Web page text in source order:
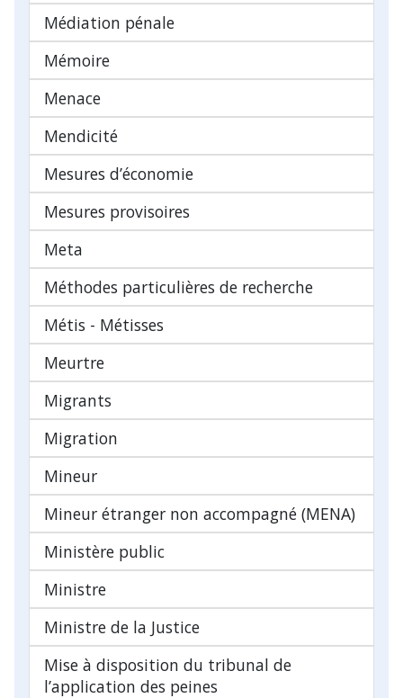
Médiation pénale
Mémoire
Menace
Mendicité
Mesures d’économie
Mesures provisoires
Meta
Méthodes particulières de recherche
Métis - Métisses
Meurtre
Migrants
Migration
Mineur
Mineur étranger non accompagné (MENA)
Ministère public
Ministre
Ministre de la Justice
Mise à disposition du tribunal de
l’application des peines